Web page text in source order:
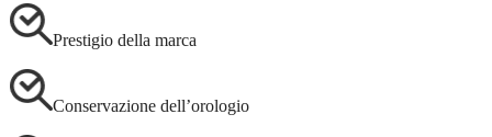
Prestigio della marca
Conservazione dell’orologio